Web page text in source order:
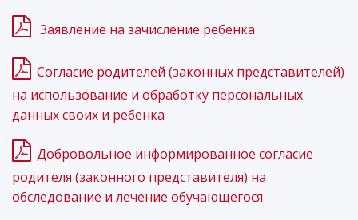
Заявление на зачисление ребенка
Согласие родителей (законных представителей)
на использование и обработку персональных
данных своих и ребенка
Добровольное информированное согласие
родителя (законного представителя) на
обследование и лечение обучающегося